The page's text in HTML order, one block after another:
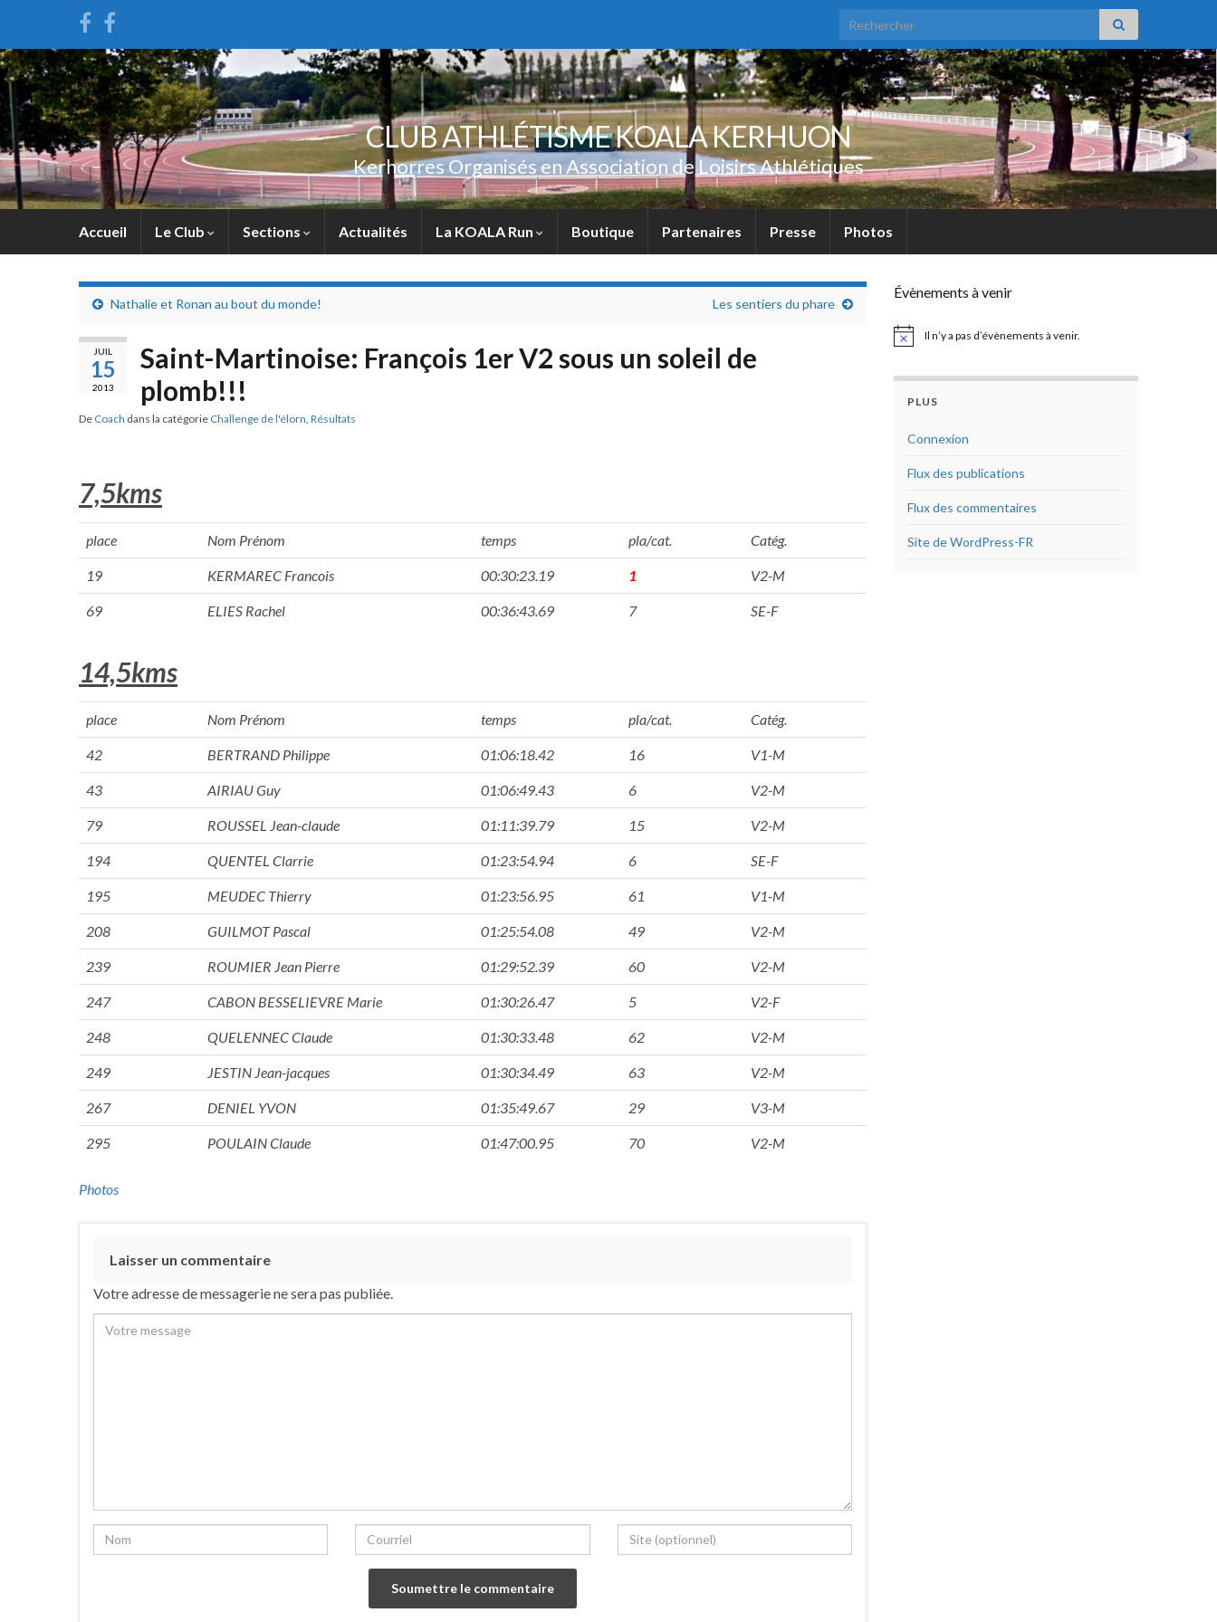
Search for:
CLUB ATHLÉTISME KOALA KERHUON
Kerhorres Organisés en Association de Loisirs Athlétiques
Accueil Le Club Sections Actualités La KOALA Run Boutique Partenaires Presse Photos
Nathalie et Ronan au bout du monde! Les sentiers du phare
JUIL
15
2013
Saint-Martinoise: François 1er V2 sous un soleil de
plomb!!!
De Coach dans la catégorie Challenge de l'élorn Résultats
7,5kms
place Nom Prénom temps pla/cat. Catég.
19 KERMAREC Francois 00:30:23.19 1 V2-M
69 ELIES Rachel 00:36:43.69 7 SE-F
14,5kms
place Nom Prénom temps pla/cat. Catég.
42 BERTRAND Philippe 01:06:18.42 16 V1-M
43 AIRIAU Guy 01:06:49.43 6 V2-M
79 ROUSSEL Jean-claude 01:11:39.79 15 V2-M
194 QUENTEL Clarrie 01:23:54.94 6 SE-F
195 MEUDEC Thierry 01:23:56.95 61 V1-M
208 GUILMOT Pascal 01:25:54.08 49 V2-M
239 ROUMIER Jean Pierre 01:29:52.39 60 V2-M
247 CABON BESSELIEVRE Marie 01:30:26.47 5 V2-F
248 QUELENNEC Claude 01:30:33.48 62 V2-M
249 JESTIN Jean-jacques 01:30:34.49 63 V2-M
267 DENIEL YVON 01:35:49.67 29 V3-M
295 POULAIN Claude 01:47:00.95 70 V2-M
Photos
Laisser un commentaire
Votre adresse de messagerie ne sera pas publiée.
Évènements à venir
NoticeIl n’y a pas d’évènements à venir.
PLUS
Connexion
Flux des publications
Flux des commentaires
Site de WordPress-FR